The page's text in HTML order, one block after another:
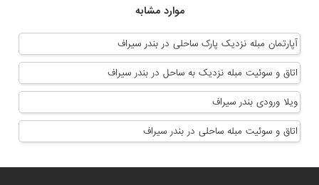
موارد مشابه
آپارتمان مبله نزدیک پارک ساحلی در بندر سیراف
اتاق و سوئیت مبله نزدیک به ساحل در بندر سیراف
ویلا ورودی بندر سیراف
اتاق و سوئیت مبله ساحلی در بندر سیراف